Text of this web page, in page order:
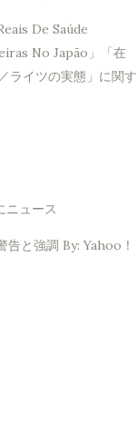
De Saúde
No Japão」「在
ライツの実態」に関す
ニュース
と強調 By: Yahoo！